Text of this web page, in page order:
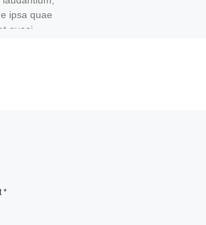
ipsa quae
quasi
aliquam
*